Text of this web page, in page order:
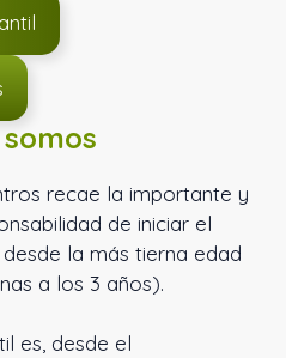
recae la importante y
de iniciar el
la más tierna edad
a los 3 años).
es, desde el